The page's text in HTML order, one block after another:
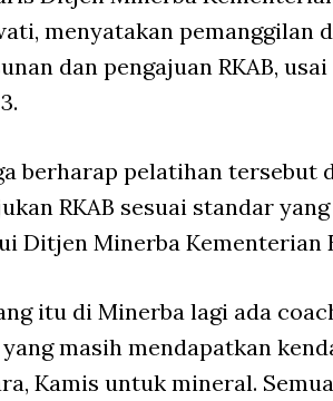
menyatakan pemanggilan
dan pengajuan RKAB,
berharap pelatihan tersebut
RKAB sesuai standar
Ditjen Minerba Kementerian
itu di Minerba lagi ada
masih mendapatkan
Kamis untuk mineral.